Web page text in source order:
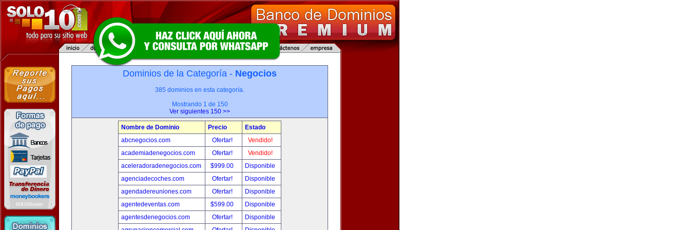
Dominios de la Categoría - Negocios
385 dominios en esta categoría.
Mostrando 1 de 150
Ver siguientes 150 >>
Nombre de Dominio Precio
Estado
abcnegocios.com
Ofertar!
Vendido!
academiadenegocios.com
Ofertar!
Vendido!
aceleradoradenegocios.com
$999.00
Disponible
agenciadecoches.com
Ofertar!
Disponible
agendadereuniones.com
Ofertar!
Disponible
agentedeventas.com
$599.00
Disponible
agentesdenegocios.com
Ofertar!
Disponible